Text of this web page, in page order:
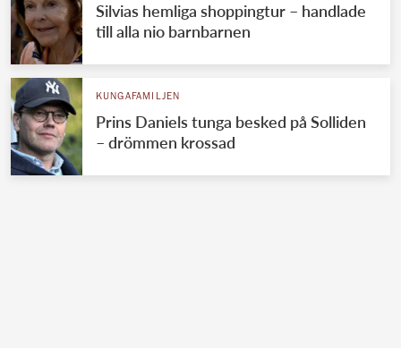
Silvias hemliga shoppingtur – handlade
till alla nio barnbarnen
KUNGAFAMILJEN
Prins Daniels tunga besked på Solliden
– drömmen krossad